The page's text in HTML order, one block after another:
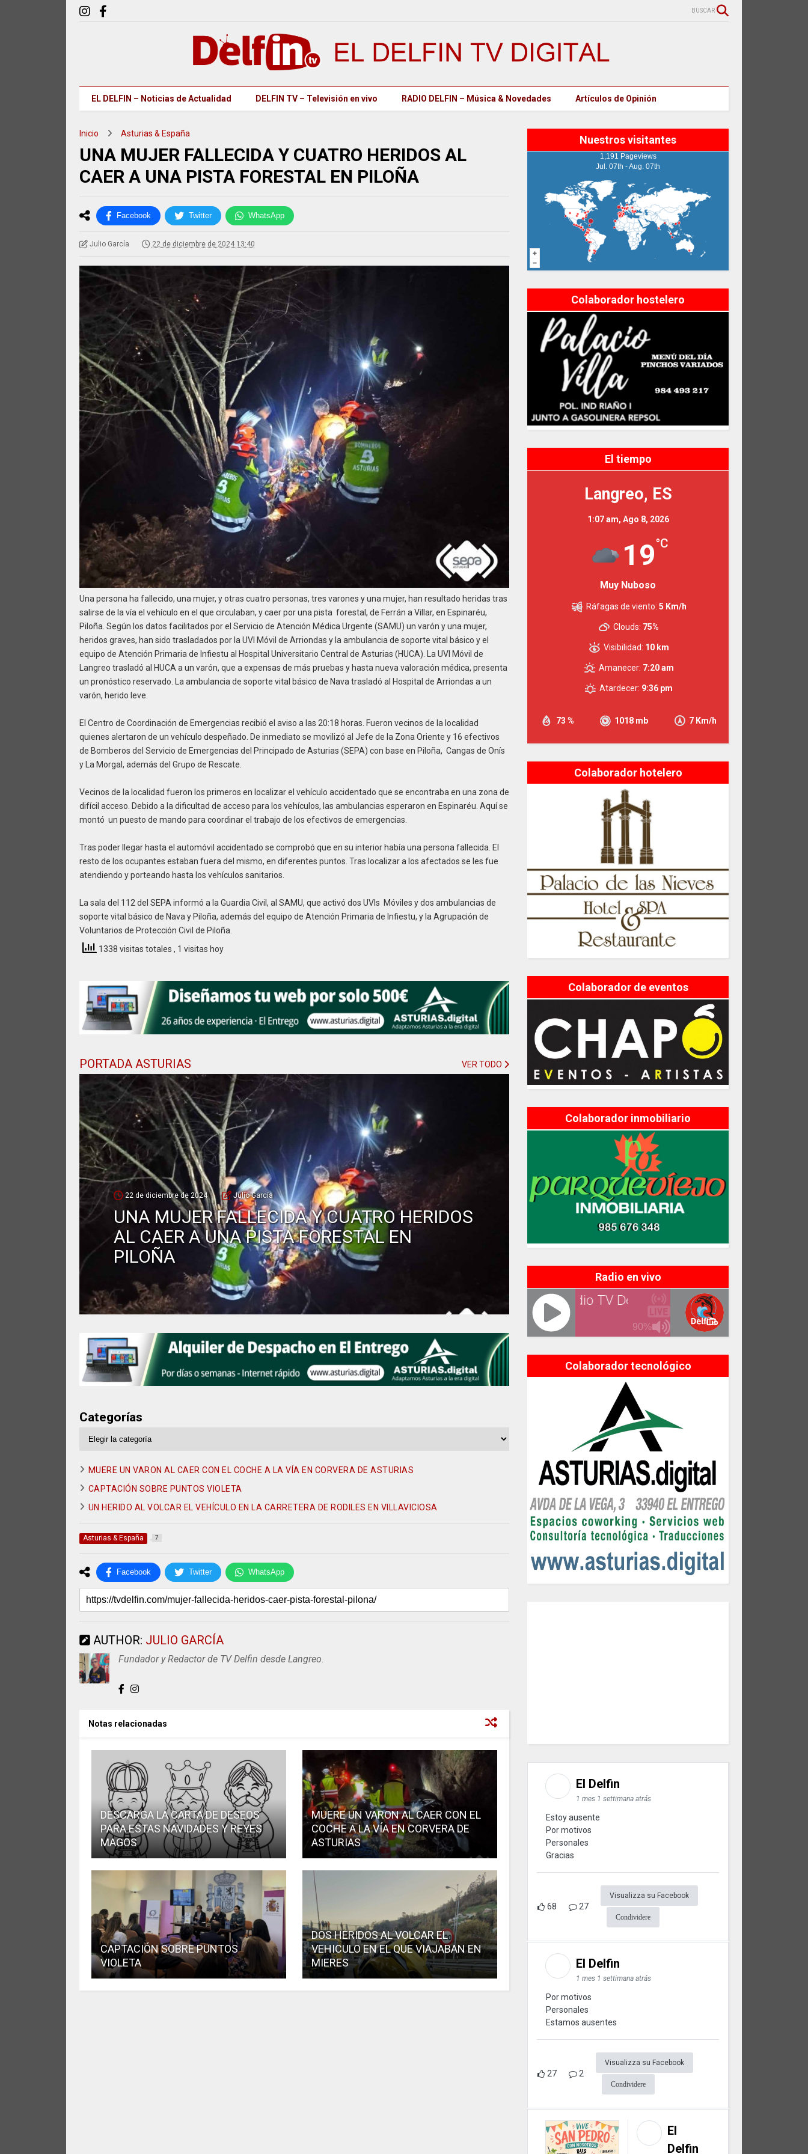
BUSCAR
EL DELFIN – Noticias de Actualidad DELFIN TV – Televisión en vivo RADIO DELFIN – Música & Novedades Artículos de Opinión
Inicio Asturias & España
UNA MUJER FALLECIDA Y CUATRO HERIDOS AL
CAER A UNA PISTA FORESTAL EN PILOÑA
Facebook Twitter WhatsApp
Julio García 22 de diciembre de 2024 13:40
Una persona ha fallecido, una mujer, y otras cuatro personas, tres varones y una mujer, han resultado heridas tras
salirse de la vía el vehículo en el que circulaban, y caer por una pista forestal, de Ferrán a Villar, en Espinaréu,
Piloña. Según los datos facilitados por el Servicio de Atención Médica Urgente (SAMU) un varón y una mujer,
heridos graves, han sido trasladados por la UVI Móvil de Arriondas y la ambulancia de soporte vital básico y el
equipo de Atención Primaria de Infiestu al Hospital Universitario Central de Asturias (HUCA). La UVI Móvil de
Langreo trasladó al HUCA a un varón, que a expensas de más pruebas y hasta nueva valoración médica, presenta
un pronóstico reservado. La ambulancia de soporte vital básico de Nava trasladó al Hospital de Arriondas a un
varón, herido leve.
El Centro de Coordinación de Emergencias recibió el aviso a las 20:18 horas. Fueron vecinos de la localidad
quienes alertaron de un vehículo despeñado. De inmediato se movilizó al Jefe de la Zona Oriente y 16 efectivos
de Bomberos del Servicio de Emergencias del Principado de Asturias (SEPA) con base en Piloña, Cangas de Onís
y La Morgal, además del Grupo de Rescate.
Vecinos de la localidad fueron los primeros en localizar el vehículo accidentado que se encontraba en una zona de
difícil acceso. Debido a la dificultad de acceso para los vehículos, las ambulancias esperaron en Espinaréu. Aquí se
montó un puesto de mando para coordinar el trabajo de los efectivos de emergencias.
Tras poder llegar hasta el automóvil accidentado se comprobó que en su interior había una persona fallecida. El
resto de los ocupantes estaban fuera del mismo, en diferentes puntos. Tras localizar a los afectados se les fue
atendiendo y porteando hasta los vehículos sanitarios.
La sala del 112 del SEPA informó a la Guardia Civil, al SAMU, que activó dos UVIs Móviles y dos ambulancias de
soporte vital básico de Nava y Piloña, además del equipo de Atención Primaria de Infiestu, y la Agrupación de
Voluntarios de Protección Civil de Piloña.
1338 visitas totales , 1 visitas hoy
PORTADA ASTURIAS VER TODO
22 de diciembre de 2024 Julio García
UNA MUJER FALLECIDA Y CUATRO HERIDOS
AL CAER A UNA PISTA FORESTAL EN
PILOÑA
Categorías
Categorías
MUERE UN VARON AL CAER CON EL COCHE A LA VÍA EN CORVERA DE ASTURIAS
CAPTACIÓN SOBRE PUNTOS VIOLETA
UN HERIDO AL VOLCAR EL VEHÍCULO EN LA CARRETERA DE RODILES EN VILLAVICIOSA
Asturias & España 7
Facebook Twitter WhatsApp
AUTHOR: JULIO GARCÍA
Fundador y Redactor de TV Delfin desde Langreo.
Notas relacionadas
DESCARGA LA CARTA DE DESEOS
PARA ESTAS NAVIDADES Y REYES
MAGOS
MUERE UN VARON AL CAER CON EL
COCHE A LA VÍA EN CORVERA DE
ASTURIAS
CAPTACIÓN SOBRE PUNTOS
VIOLETA
DOS HERIDOS AL VOLCAR EL
VEHICULO EN EL QUE VIAJABAN EN
MIERES
Nuestros visitantes
1,191 Pageviews
Jul. 07th - Aug. 07th
Colaborador hostelero
El tiempo
Langreo, ES
1:07 am, Ago 8, 2026
19°C
Muy Nuboso
73 % 1018 mb 7 Km/h
Ráfagas de viento: 5 Km/h
Clouds: 75%
Visibilidad: 10 km
Amanecer: 7:20 am
Atardecer: 9:36 pm
Colaborador hotelero
Colaborador de eventos
Colaborador inmobiliario
Radio en vivo
Colaborador tecnológico
El Delfin
1 mes 1 settimana atrás
Estoy ausente
Por motivos
Personales
Gracias
68 27
Visualizza su Facebook
Condividere
El Delfin
1 mes 1 settimana atrás
Por motivos
Personales
Estamos ausentes
27 2
Visualizza su Facebook
Condividere
El
Delfin